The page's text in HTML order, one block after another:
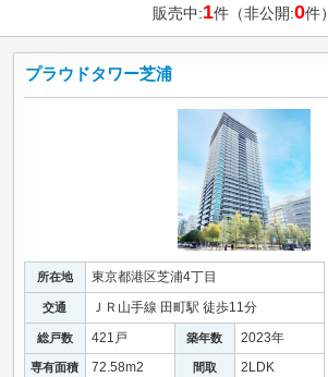
販売中:1件（非公開:0件）
プラウドタワー芝浦
所在地 東京都港区芝浦4丁目
交通 ＪＲ山手線 田町駅 徒歩11分
総戸数 421戸 築年数 2023年
専有面積 72.58m2 間取 2LDK